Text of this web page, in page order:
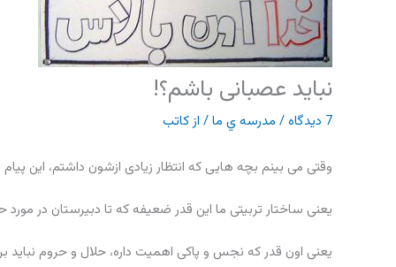
نباید عصبانی باشم؟!
7 دیدگاه / مدرسه ي ما/ ازکاتب
وقتی می بینم بچه هایی که انتظار زیادی ازشون داشتم، این
یعنی ساختار تربیتی ما این قدر ضعیفه که تا دبیرستان در
یعنی اون قدر که نجس و پاکی اهمیت داره، حلال و حروم نباید